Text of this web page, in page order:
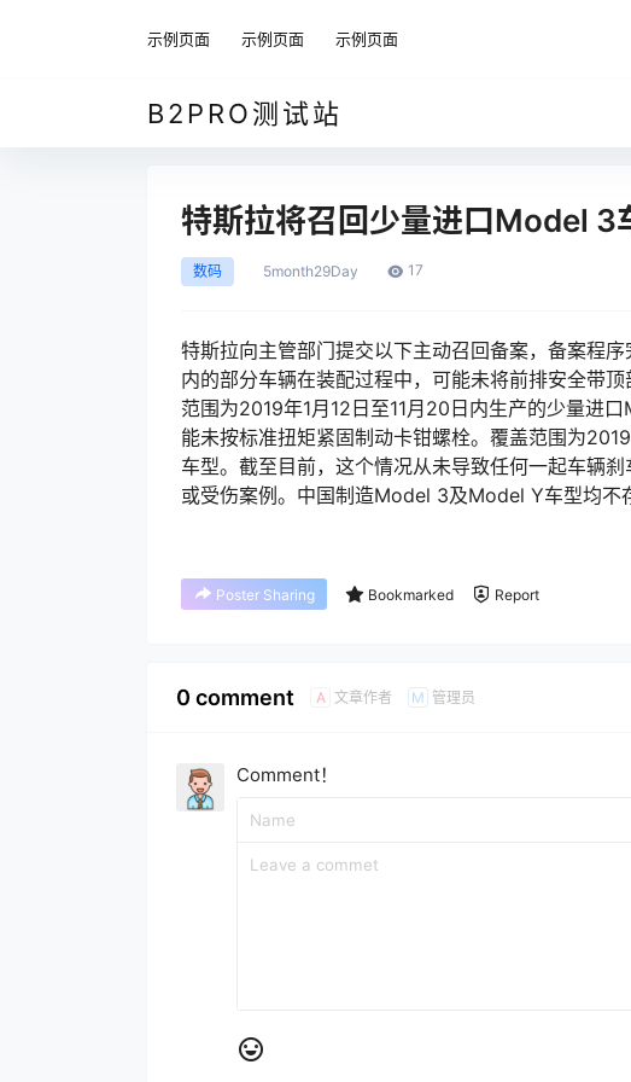
示例页面 示例页面 示例页面
B2PRO测试站
特斯拉将召回少量进口Model 3
数码 5month29Day 17
特斯拉向主管部门提交以下主动召回备案，备案程
内的部分车辆在装配过程中，可能未将前排安全带
范围为2019年1月12日至11月20日内生产的少量进
能未按标准扭矩紧固制动卡钳螺栓。覆盖范围为
车型。截至目前，这个情况从未导致任何一起车辆
或受伤案例。中国制造Model 3及Model Y车型均不
Poster Sharing Bookmarked Report
0 comment A 文章作者 M 管理员
Comment！